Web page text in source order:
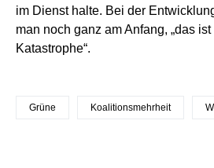
im Dienst halte. Bei der
man noch ganz am Anfang, „das
Katastrophe“.
Grüne Koalitionsmehrheit